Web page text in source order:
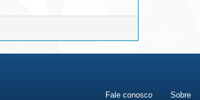
Fale conosco Sobre